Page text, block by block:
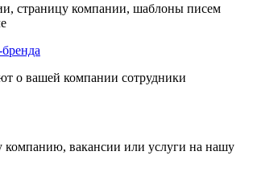
страницу компании, шаблоны писем
о вашей компании сотрудники
компанию, вакансии или услуги на нашу